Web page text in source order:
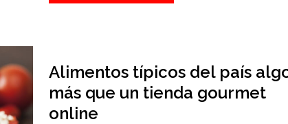
Alimentos típicos del país
más que un tienda gourmet
online